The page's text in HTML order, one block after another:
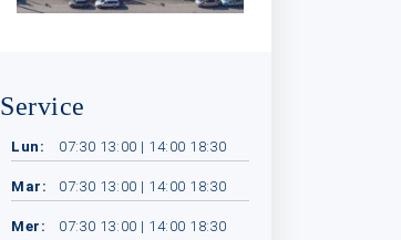
Service
Lun: 07:30 13:00 | 14:00 18:30
Mar: 07:30 13:00 | 14:00 18:30
Mer: 07:30 13:00 | 14:00 18:30